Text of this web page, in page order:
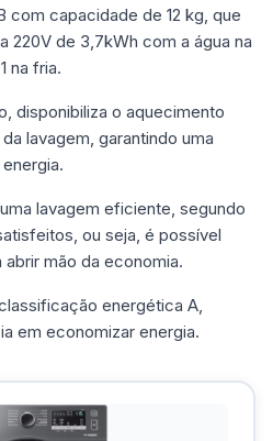
com capacidade de 12 kg, que
220V de 3,7kWh com a água na
na fria.
disponibiliza o aquecimento
lavagem, garantindo uma
lavagem eficiente, segundo
ou seja, é possível
mão da economia.
energética A,
em economizar energia.